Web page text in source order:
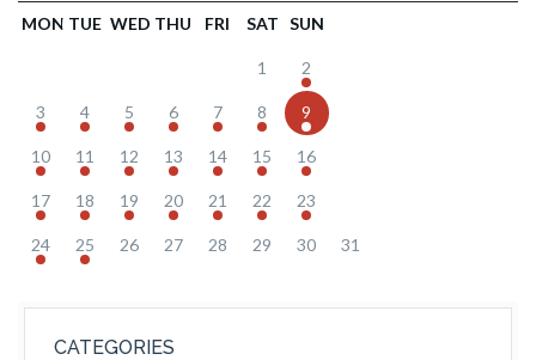
MON TUE WED THU FRI SAT SUN
1 2
3 4 5 6 7 8 9
10 11 12 13 14 15 16
17 18 19 20 21 22 23
24 25 26 27 28 29 30 31
CATEGORIES